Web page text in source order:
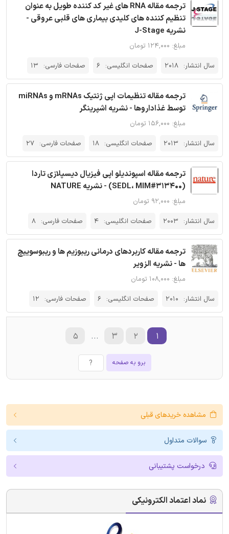
ترجمه مقاله RNA های غیر کد کننده طویل به عنوان
تنظیم کننده های کلیدی بیماری های قلبی عروقی -
نشریه J-Stage
مبلغ: ۱۲۴,۰۰۰ تومان
سال انتشار: 2018 صفحات انگلیسی: 6 صفحات فارسی: 13
ترجمه مقاله تنظیمات اپی ژنتیک mRNAs و miRNAs
توسط غذاداروها - نشریه اشپرینگر
مبلغ: ۱۵۶,۰۰۰ تومان
سال انتشار: 2013 صفحات انگلیسی: 18 صفحات فارسی: 27
ترجمه مقاله اسپوندیلو اپی فیزیال دیسپلازی تاردا
(SEDL، MIM#313400) - نشریه NATURE
مبلغ: ۹۲,۰۰۰ تومان
سال انتشار: 2003 صفحات انگلیسی: 4 صفحات فارسی: 8
ترجمه مقاله کاربردهای درمانی ریبوزیم ها و ریبوسوییچ
ها - نشریه الزویر
مبلغ: ۱۰۸,۰۰۰ تومان
سال انتشار: 2010 صفحات انگلیسی: 6 صفحات فارسی: 12
برو به صفحه
۱ ۲ ۳ ... ۵
مشاهده خریدهای قبلی
سوالات متداول
درخواست پشتیبانی
نماد اعتماد الکترونیکی